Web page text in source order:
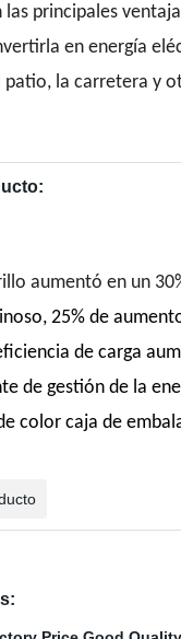
principales
en energía
la carretera y
aumentó en un
25% de
de carga
de gestión de la
color caja de